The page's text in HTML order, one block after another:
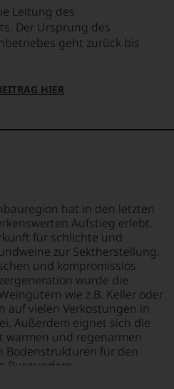
Leitung des
Der Ursprung des
geht zurück bis
HIER
hat in den letzten
Aufstieg erlebt.
für schlichte und
zur Sektherstellung.
und kompromisslos
wurde die
wie z.B. Keller oder
auf vielen Verkostungen in
Außerdem eignet sich die
warmen und regenarmen
Bodenstrukturen für den
Burgundern,
und exquisiten